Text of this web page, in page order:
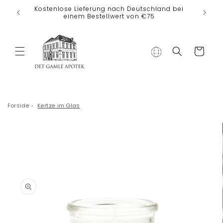
Direkt zum
Inhalt
Kostenlose Lieferung nach Deutschland bei
einem Bestellwert von €75
Warenkorb
Forside › Kertze im Glas